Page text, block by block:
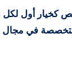
كخيار أول
في مجال